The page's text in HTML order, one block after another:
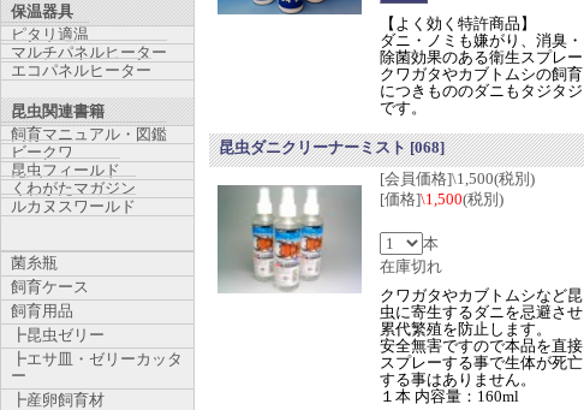
【よく効く特許商品】
ダニ・ノミも嫌がり、消臭・
除菌効果のある衛生スプレー
クワガタやカブトムシの飼育
につきもののダニもタジタジ
です。
昆虫ダニクリーナーミスト[068]
[会員価格]\1,500(税別)
[価格]\1,500(税別)
本
在庫切れ
クワガタやカブトムシなど昆
虫に寄生するダニを忌避させ
累代繁殖を防止します。
安全無害ですので本品を直接
スプレーする事で生体が死亡
する事はありません。
１本 内容量：160ml
保温器具
ピタリ適温
マルチパネルヒーター
エコパネルヒーター
昆虫関連書籍
飼育マニュアル・図鑑
ビークワ
昆虫フィールド
くわがたマガジン
ルカヌスワールド
菌糸瓶
飼育ケース
飼育用品
┣昆虫ゼリー
┣エサ皿・ゼリーカッタ
ー
┣産卵飼育材